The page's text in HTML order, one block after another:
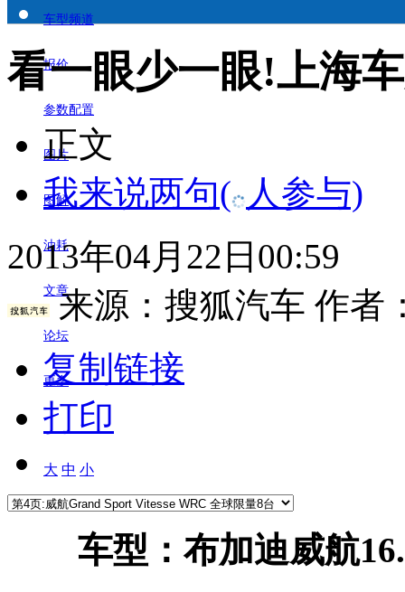
车型频道
报价
参数配置
图片
图解
油耗
文章
论坛
更多
看一眼少一眼!上海
正文
我来说两句( 人参与)
2013年04月22日00:59
来源： 搜狐汽车 作者
复制链接
打印
大 中 小
车型：布加迪威航